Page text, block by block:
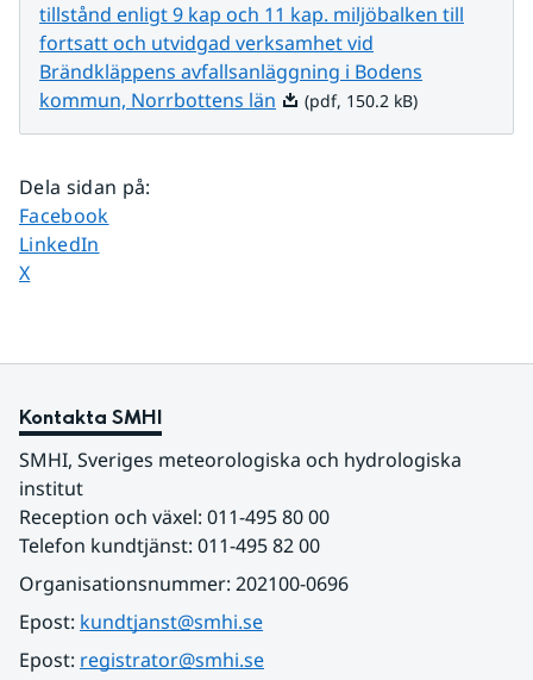
tillstånd enligt 9 kap och 11 kap. miljöbalken till
fortsatt och utvidgad verksamhet vid
Brändkläppens avfallsanläggning i Bodens
kommun, Norrbottens län Pdf, 150.2 kB.
(pdf, 150.2 kB)
Dela sidan på:
Dela sidan på
Facebook
Dela sidan på
LinkedIn
Dela sidan på
X
Kontakta SMHI
SMHI, Sveriges meteorologiska och hydrologiska
institut
Reception och växel: 011-495 80 00
Telefon kundtjänst: 011-495 82 00
Organisationsnummer: 202100-0696
Epost: kundtjanst@smhi.se
Epost: registrator@smhi.se